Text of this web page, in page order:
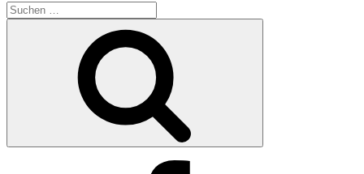
Suchen
nach: